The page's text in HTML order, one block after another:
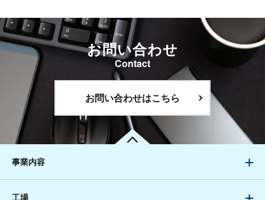
お問い合わせ
Contact
お問い合わせはこちら
事業内容
工場